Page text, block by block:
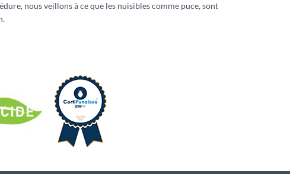
nous veillons à ce que les nuisibles comme puce, sont